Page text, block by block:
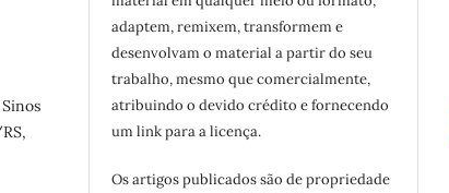
adaptem, remixem, transformem e
desenvolvam o material a partir do seu
trabalho, mesmo que comercialmente,
atribuindo o devido crédito e fornecendo
um link para a licença.
Os artigos publicados são de propriedade